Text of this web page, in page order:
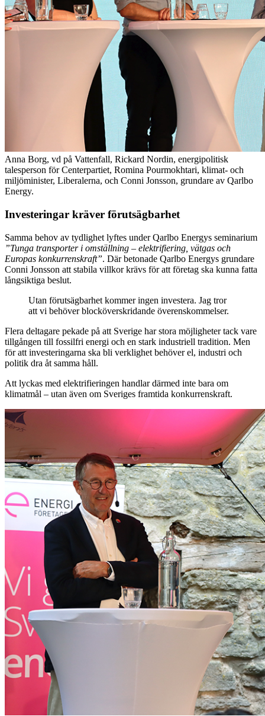
Anna Borg, vd på Vattenfall, Rickard Nordin, energipolitisk
talesperson för Centerpartiet, Romina Pourmokhtari, klimat- och
miljöminister, Liberalerna, och Conni Jonsson, grundare av Qarlbo
Energy.
Investeringar kräver förutsägbarhet
Samma behov av tydlighet lyftes under Qarlbo Energys seminarium
”Tunga transporter i omställning – elektrifiering, vätgas och
Europas konkurrenskraft”. Där betonade Qarlbo Energys grundare
Conni Jonsson att stabila villkor krävs för att företag ska kunna fatta
långsiktiga beslut.
Utan förutsägbarhet kommer ingen investera. Jag tror
att vi behöver blocköverskridande överenskommelser.
Flera deltagare pekade på att Sverige har stora möjligheter tack vare
tillgången till fossilfri energi och en stark industriell tradition. Men
för att investeringarna ska bli verklighet behöver el, industri och
politik dra åt samma håll.
Att lyckas med elektrifieringen handlar därmed inte bara om
klimatmål – utan även om Sveriges framtida konkurrenskraft.